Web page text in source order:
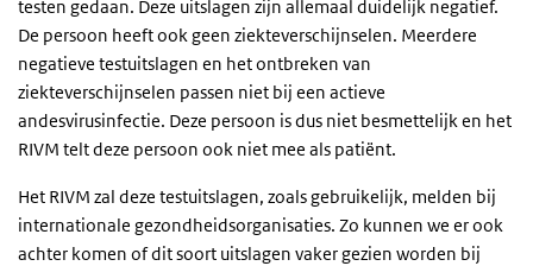
testen gedaan. Deze uitslagen zijn allemaal duidelijk negatief.
De persoon heeft ook geen ziekteverschijnselen. Meerdere
negatieve testuitslagen en het ontbreken van
ziekteverschijnselen passen niet bij een actieve
andesvirusinfectie. Deze persoon is dus niet besmettelijk en het
RIVM telt deze persoon ook niet mee als patiënt.
Het RIVM zal deze testuitslagen, zoals gebruikelijk, melden bij
internationale gezondheidsorganisaties. Zo kunnen we er ook
achter komen of dit soort uitslagen vaker gezien worden bij